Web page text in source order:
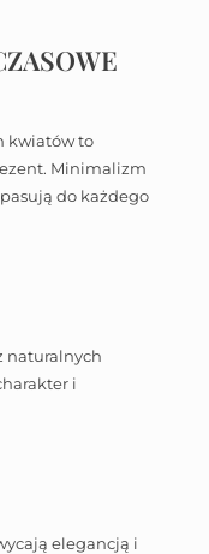
kwiatów to
Minimalizm
do każdego
naturalnych
i
elegancją i